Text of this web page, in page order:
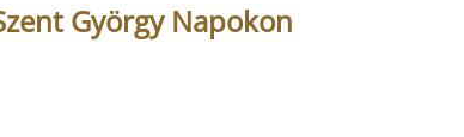
György Napokon